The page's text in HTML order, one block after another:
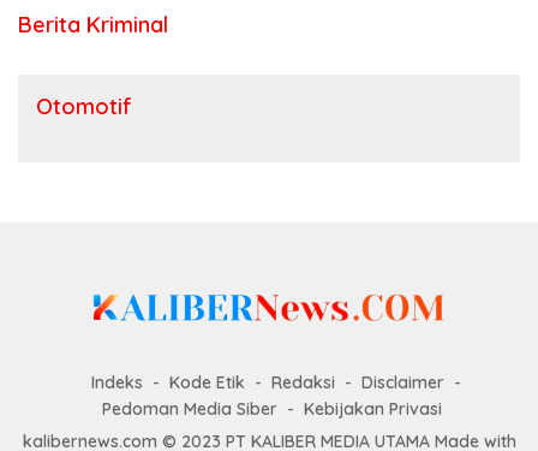
Berita Kriminal
Otomotif
Indeks Kode Etik Redaksi
Disclaimer
Pedoman Media Siber
Kebijakan Privasi
kalibernews.com © 2023 PT KALIBER MEDIA UTAMA Made with